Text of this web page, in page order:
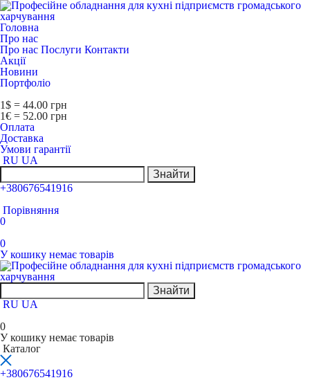
Головна
Про нас
Про нас Послуги Контакти
Акції
Новини
Портфоліо
1$ = 44.00 грн
1€ = 52.00 грн
Оплата
Доставка
Умови гарантії
RU UA
Знайти
+380676541916
Порівняння
0
0
У кошику немає товарів
Знайти
RU UA
0
У кошику немає товарів
Каталог
+380676541916